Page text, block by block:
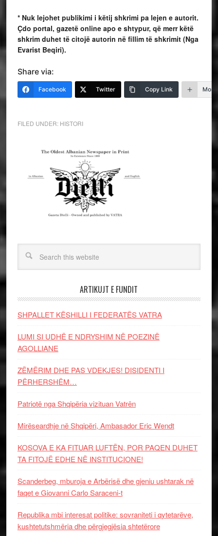
* Nuk lejohet publikimi i këtij shkrimi pa lejen e autorit.
Çdo portal, gazetë online apo e shtypur, që merr këtë
shkrim duhet të citojë autorin në fillim të shkrimit (Nga
Evarist Beqiri).
Share via:
Facebook Twitter Copy Link More
FILED UNDER: HISTORI
ARTIKUJT E FUNDIT
SHPALLET KËSHILLI I FEDERATËS VATRA
LUMI SI UDHË E NDRYSHIM NË POEZINË
AGOLLIANE
ZËMËRIM DHE PAS VDEKJES! DISIDENTI I
PËRHERSHËM…
Patriotë nga Shqipëria vizituan Vatrën
Mirëseardhje në Shqipëri, Ambasador Eric Wendt
KOSOVA E KA FITUAR LUFTËN, POR PAQEN DUHET
TA FITOJË EDHE NË INSTITUCIONE!
Scanderbeg, mburoja e Arbërisë dhe gjeniu ushtarak në
faqet e Giovanni Carlo Saraceni-t
Republika mbi interesat politike: sovraniteti i qytetarëve,
kushtetutshmëria dhe përgjegjësia shtetërore